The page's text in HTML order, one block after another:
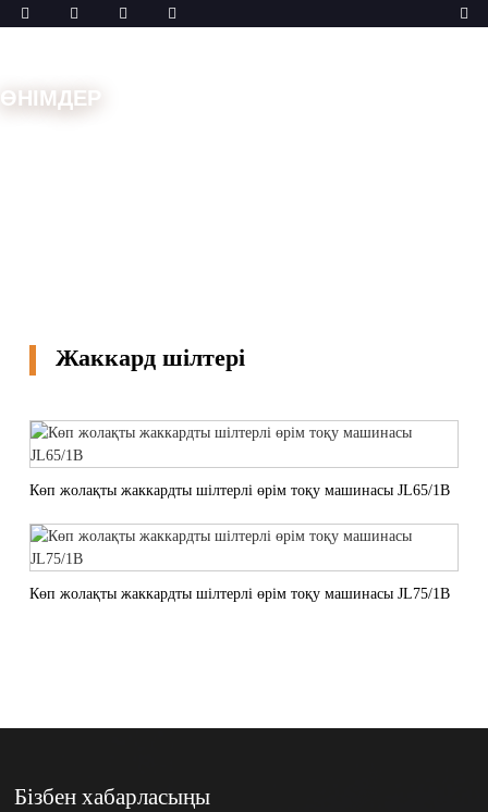
ӨНІМДЕР
Жаккард шілтері
Көп жолақты жаккардты шілтерлі өрім тоқу машинасы JL65/1B
Көп жолақты жаккардты шілтерлі өрім тоқу машинасы JL75/1B
Бізбен хабарласыңы